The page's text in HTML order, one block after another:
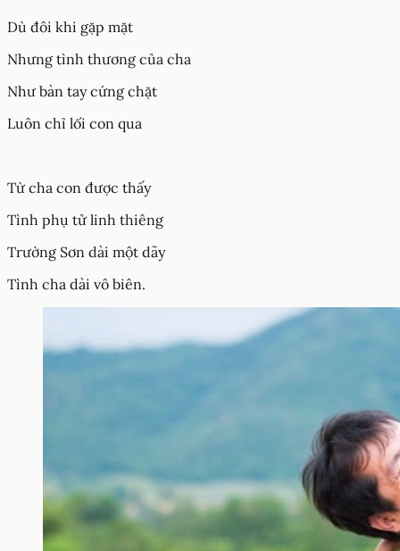
Dù đôi khi gặp mặt
Nhưng tình thương của cha
Như bàn tay cứng chặt
Luôn chỉ lối con qua
Từ cha con được thấy
Tình phụ tử linh thiêng
Trường Sơn dài một dãy
Tình cha dài vô biên.